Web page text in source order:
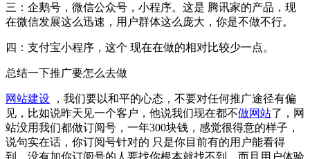
三：企鹅号，微信公众号，小程序。这是 腾讯家的产品，现
在微信发展这么迅速，用户群体这么庞大，你是不做不行。
四：支付宝小程序，这个 现在在做的相对比较少一点。
总结一下推广要怎么去做
网站建设 ，我们要以和平的心态，不要对任何推广途径有偏
见，比如说昨天见一个客户，他说我们现在都不做网站了，网
站没用我们都做订阅号，一年300块钱，感觉很得意的样子，
说句实在话，你订阅号针对的 只是你目前有的用户能看得
到，没有加你订阅号的人要找你根本就找不到，而且用户体验